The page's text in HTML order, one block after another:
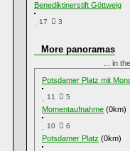
Benediktinerstift Göttweig
17 3
More panoramas
... in
Potsdamer Platz mit
11 5
Momentaufnahme (0km)
10 6
Potsdamer Platz (0km)